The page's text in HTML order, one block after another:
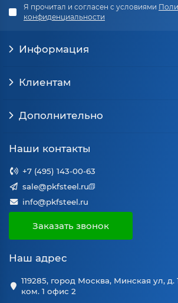
Я прочитал и согласен с условиями
конфиденциальности
Информация
Клиентам
Дополнительно
Наши контакты
+7 (495) 143-00-63
sale@pkfsteel.ru
info@pkfsteel.ru
Заказать звонок
Наш адрес
119285, город Москва, Минская ул, д.
ком. 1 офис 2